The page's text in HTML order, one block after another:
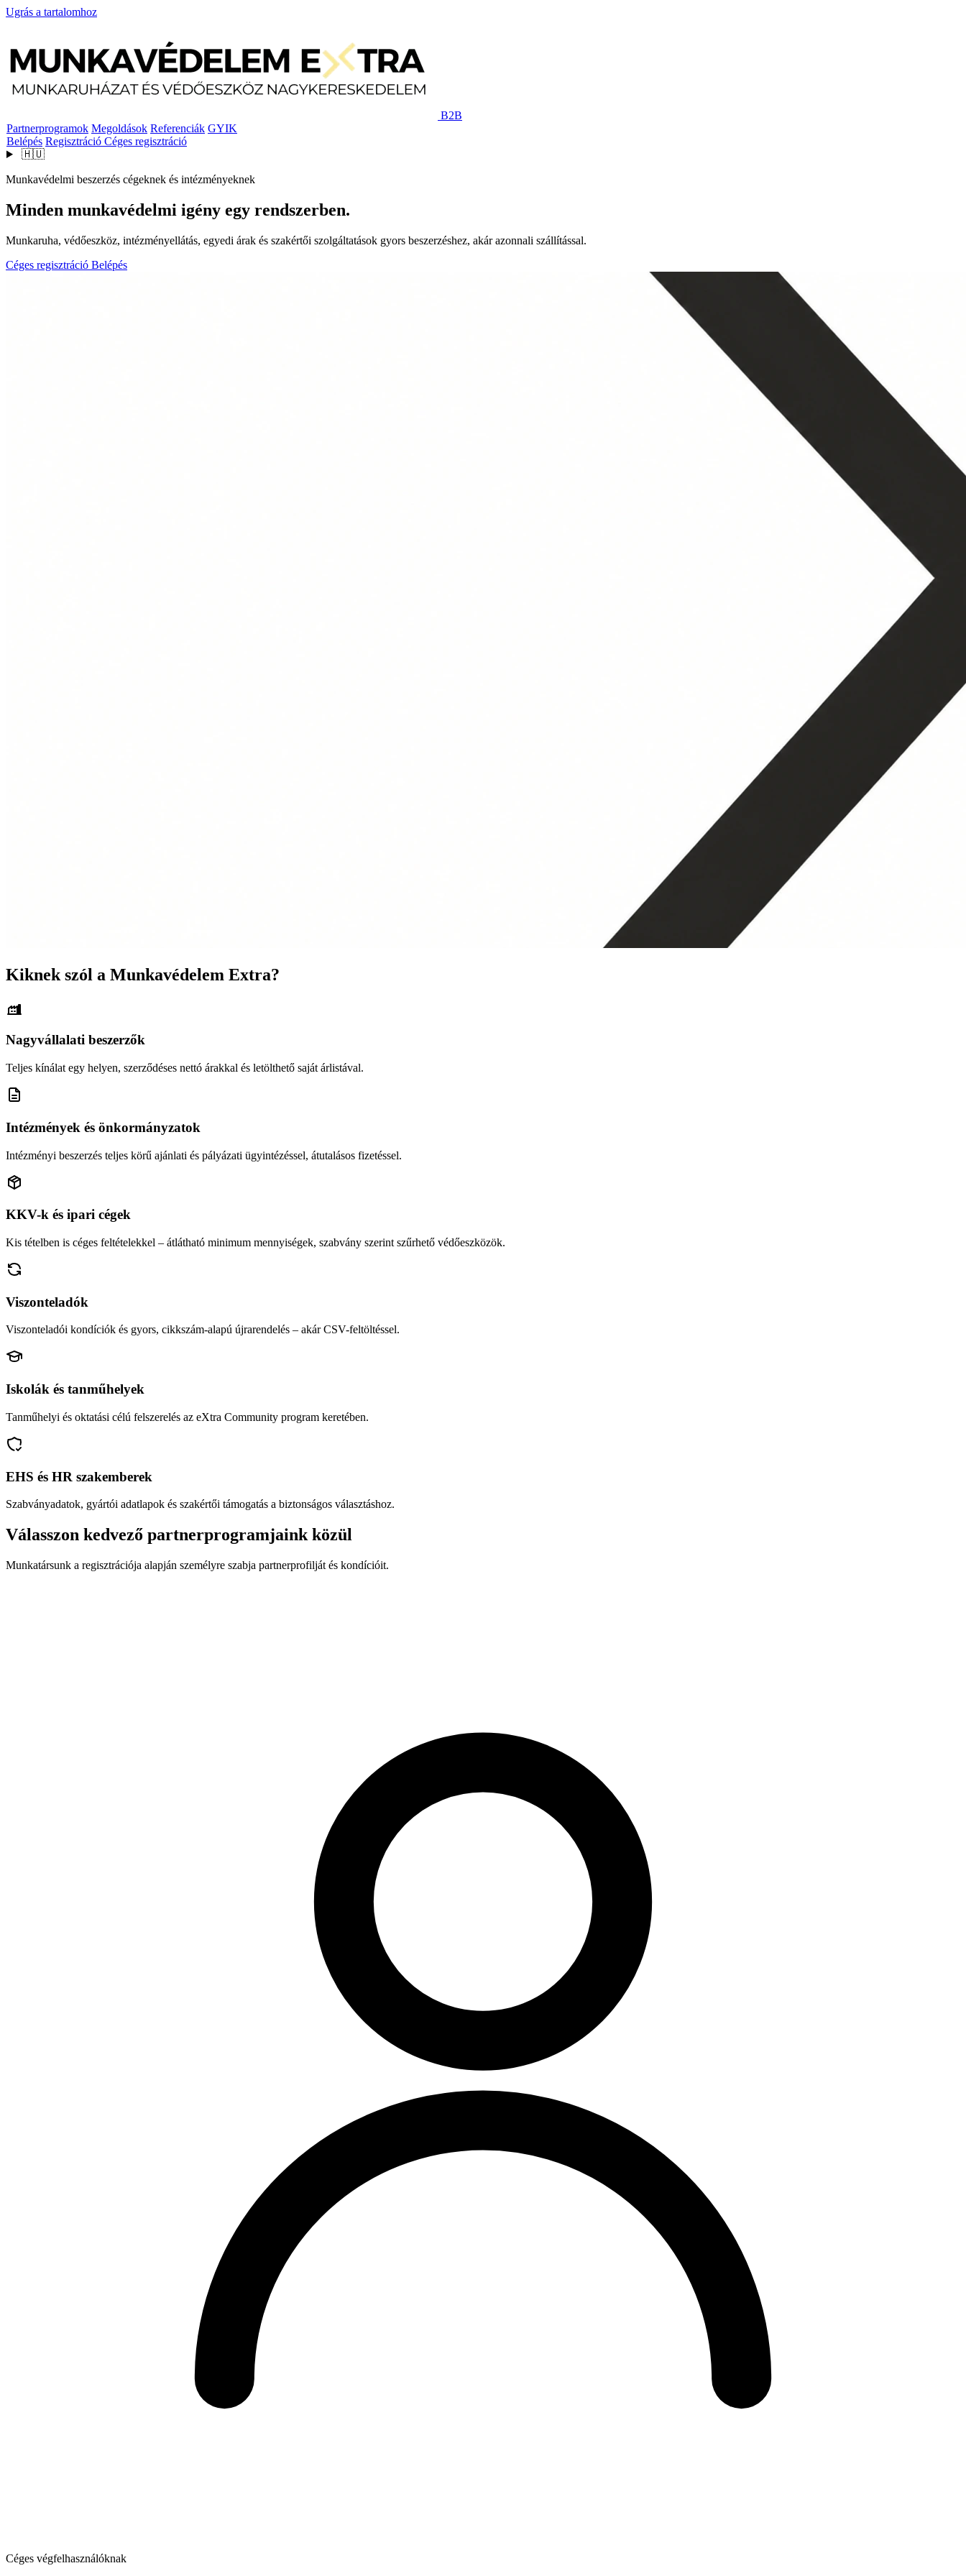
Ugrás a tartalomhoz
B2B
Partnerprogramok Megoldások Referenciák GYIK
Belépés Regisztráció Céges regisztráció
🇭🇺
Munkavédelmi beszerzés cégeknek és intézményeknek
Minden munkavédelmi igény egy rendszerben.
Munkaruha, védőeszköz, intézményellátás, egyedi árak és szakértői szolgáltatások gyors beszerzéshez, akár azonnali szállítással.
Céges regisztráció Belépés
Kiknek szól a Munkavédelem Extra?
Nagyvállalati beszerzők
Teljes kínálat egy helyen, szerződéses nettó árakkal és letölthető saját árlistával.
Intézmények és önkormányzatok
Intézményi beszerzés teljes körű ajánlati és pályázati ügyintézéssel, átutalásos fizetéssel.
KKV-k és ipari cégek
Kis tételben is céges feltételekkel – átlátható minimum mennyiségek, szabvány szerint szűrhető védőeszközök.
Viszonteladók
Viszonteladói kondíciók és gyors, cikkszám-alapú újrarendelés – akár CSV-feltöltéssel.
Iskolák és tanműhelyek
Tanműhelyi és oktatási célú felszerelés az eXtra Community program keretében.
EHS és HR szakemberek
Szabványadatok, gyártói adatlapok és szakértői támogatás a biztonságos választáshoz.
Válasszon kedvező partnerprogramjaink közül
Munkatársunk a regisztrációja alapján személyre szabja partnerprofilját és kondícióit.
Céges végfelhasználóknak